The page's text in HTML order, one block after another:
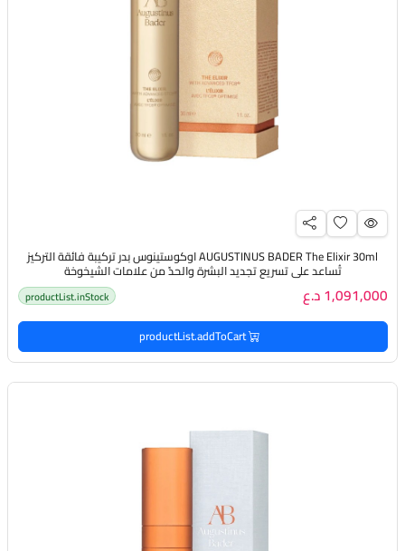
AUGUSTINUS BADER The Elixir 30ml اوكوستينوس بدر تركيبة فائقة التركيز
تُساعد على تسريع تجديد البشرة والحدّ من علامات الشيخوخة
1,091,000 د.ع productList.inStock
productList.addToCart